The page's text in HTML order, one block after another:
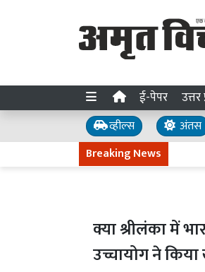
ई-पेपर
व्हील्स अंतस
Breaking News
क्या श्रीलंका में
उच्चायोग ने